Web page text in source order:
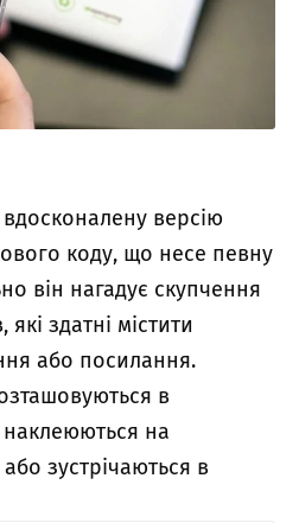
версію
коду, що несе певну
він нагадує скупчення
здатні містити
або посилання.
в
наклеюються на
зустрічаються в